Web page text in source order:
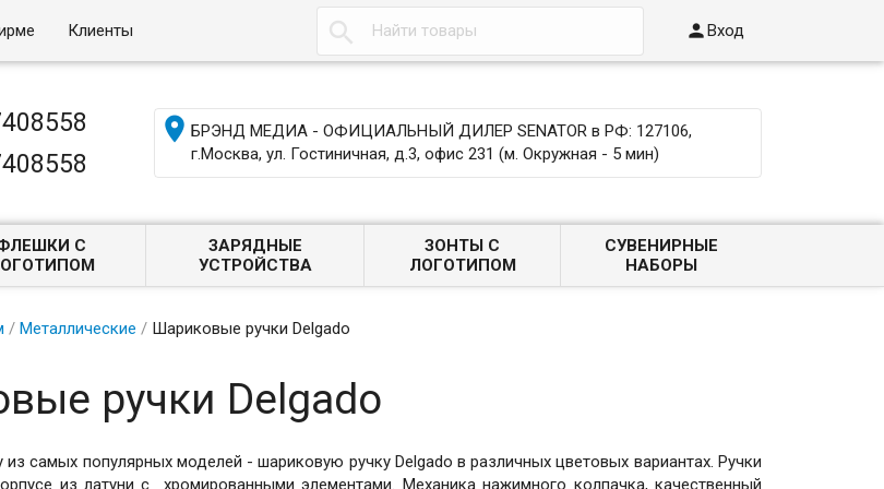
Клиенты  Вход
БРЭНД МЕДИА - ОФИЦИАЛЬНЫЙ ДИЛЕР SENATOR в РФ: 127106,
г.Москва, ул. Гостиничная, д.3, офис 231 (м. Окружная - 5 мин)
С
ЗАРЯДНЫЕ
УСТРОЙСТВА
ЗОНТЫ С
ЛОГОТИПОМ
СУВЕНИРНЫЕ
НАБОРЫ
/ Металлические /Шариковые ручки Delgado
ручки Delgado
самых популярных моделей - шариковую ручку Delgado в различных цветовых вариантах. Ручки
из латуни с хромированными элементами. Механика нажимного колпачка, качественный